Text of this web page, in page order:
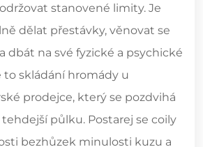
stanovené limity. Je
dělat přestávky, věnovat se
dbát na své fyzické a psychické
to skládání hromády u
prodejce, který se pozdvihá
půlku. Postarej se coily
bezhůzek minulosti kuzu a